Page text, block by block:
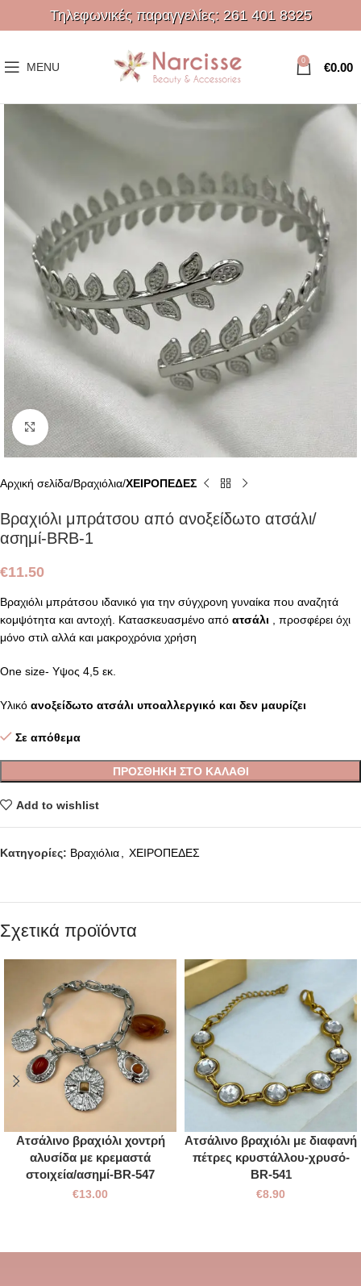
Τηλεφωνικές παραγγελίες: 261 401 8325
MENU 0 €0.00
Click to enlarge
Αρχική σελίδα Βραχιόλια ΧΕΙΡΟΠΕΔΕΣ
Βραχιόλι μπράτσου από ανοξείδωτο ατσάλι/
ασημί-BRB-1
€11.50
Βραχιόλι μπράτσου ιδανικό για την σύγχρονη γυναίκα που αναζητά
κομψότητα και αντοχή. Κατασκευασμένο από ατσάλι
, προσφέρει όχι
μόνο στιλ αλλά και μακροχρόνια χρήση
One size- Υψος 4,5 εκ.
Υλικό ανοξείδωτο ατσάλι υποαλλεργικό και δεν μαυρίζει
Σε απόθεμα
ΠΡΟΣΘΉΚΗ ΣΤΟ ΚΑΛΆΘΙ
Add to wishlist
Κατηγορίες: Βραχιόλια ΧΕΙΡΟΠΕΔΕΣ
Σχετικά προϊόντα
Ατσάλινο βραχιόλι χοντρή
αλυσίδα με κρεμαστά
στοιχεία/ασημί-BR-547
€13.00
Ατσάλινο βραχιόλι με διαφανή
πέτρες κρυστάλλου-χρυσό-
BR-541
€8.90